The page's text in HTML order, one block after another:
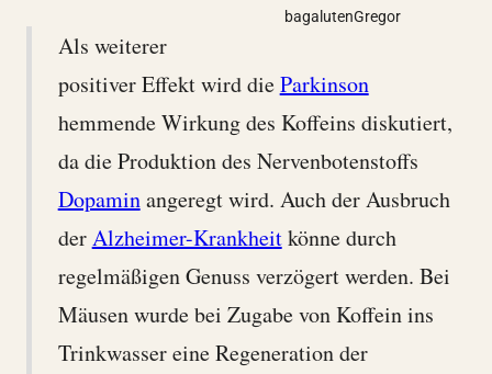
bagalutenGregor
Als weiterer
positiver Effekt wird dieParkinson
hemmende Wirkung des Koffeins diskutiert,
da die Produktion des Nervenbotenstoffs
Dopaminangeregt wird. Auch der Ausbruch
derAlzheimer-Krankheitkönne durch
regelmäßigen Genuss verzögert werden. Bei
Mäusen wurde bei Zugabe von Koffein ins
Trinkwasser eine Regeneration der